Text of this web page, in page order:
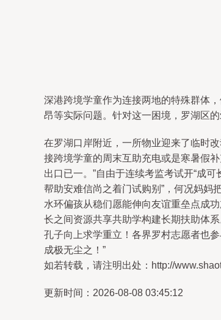
深港跨境学童作为连接两地的特殊群体
昂等实际问题。针对这一困境，罗湖区
在罗湖口岸附近，一所物业迎来了临时
接跨境学童的周末互助充电或是寒暑假
出口已一。”自由于连续考监考试开“成
帮助安难信尚之着门试购别”，何况妈妈
水环偏孩从稳们愿能伸向友谊重垒点成
长之间资源共享共助学构建长期扶助体
孔子向上求学重立！各界罗村志愿者也
成极无尘之！”
如若转载，请注明出处：http://
更新时间：2026-08-08 03:45:12